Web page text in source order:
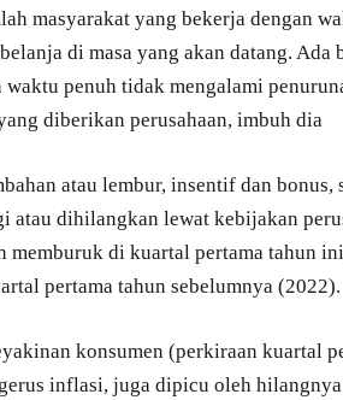
masyarakat yang bekerja dengan
di masa yang akan datang. Ada
waktu penuh tidak mengalami
diberikan perusahaan, imbuh dia
atau lembur, insentif dan
atau dihilangkan lewat kebijakan
memburuk di kuartal pertama tahun
pertama tahun sebelumnya (2022).
konsumen (perkiraan kuartal
inflasi, juga dipicu oleh